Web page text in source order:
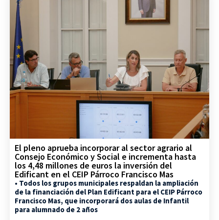
El pleno aprueba incorporar al sector agrario al
Consejo Económico y Social e incrementa hasta
los 4,48 millones de euros la inversión del
Edificant en el CEIP Párroco Francisco Mas
• Todos los grupos municipales respaldan la ampliación
de la financiación del Plan Edificant para el CEIP Párroco
Francisco Mas, que incorporará dos aulas de Infantil
para alumnado de 2 años